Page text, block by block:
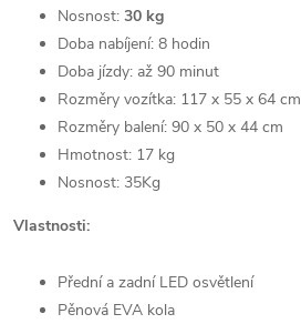
Nosnost: 30 kg
Doba nabíjení: 8 hodin
Doba jízdy: až 90 minut
Rozměry vozítka: 117 x 55 x 64 cm
Rozměry balení: 90 x 50 x 44 cm
Hmotnost: 17 kg
Nosnost: 35Kg
Vlastnosti:
Přední a zadní LED osvětlení
Pěnová EVA kola